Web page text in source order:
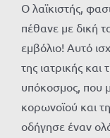
Ο λαϊκιστής,
πέθανε με δική
εμβόλιο! Αυτό
της ιατρικής και
υπόκοσμος, που
κορωνοϊού και
οδήγησε έναν